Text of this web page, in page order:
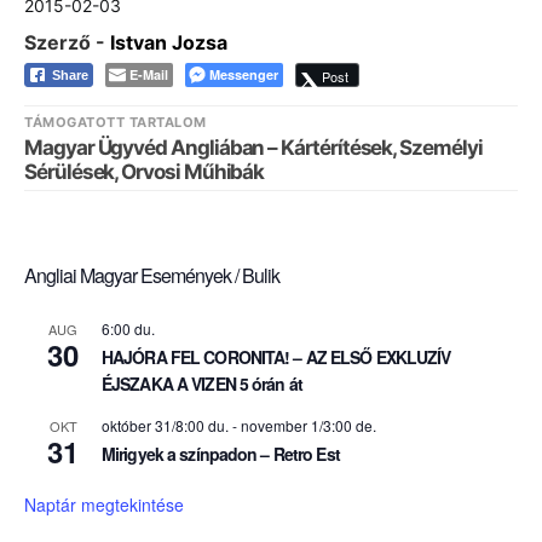
2015-02-03
Szerző - Istvan Jozsa
Share E-Mail Messenger Post
TÁMOGATOTT TARTALOM
Magyar Ügyvéd Angliában – Kártérítések, Személyi
Sérülések, Orvosi Műhibák
Angliai Magyar Események / Bulik
AUG
30
6:00 du.
HAJÓRA FEL CORONITA! – AZ ELSŐ EXKLUZÍV
ÉJSZAKA A VIZEN 5 órán át
OKT
31
október 31/8:00 du. -november 1/3:00 de.
Mirigyek a színpadon – Retro Est
Naptár megtekintése